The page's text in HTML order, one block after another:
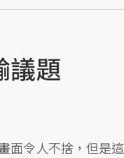
議題
面令人不捨，但是這